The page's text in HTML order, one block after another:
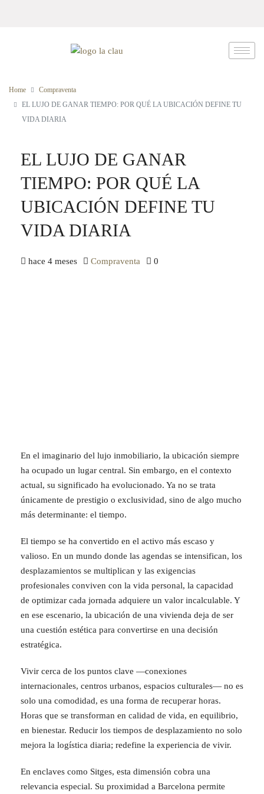
Home
Compraventa
EL LUJO DE GANAR TIEMPO: POR QUÉ LA UBICACIÓN DEFINE TU
VIDA DIARIA
EL LUJO DE GANAR
TIEMPO: POR QUÉ LA
UBICACIÓN DEFINE TU
VIDA DIARIA
hace 4 meses Compraventa 0
En el imaginario del lujo inmobiliario, la ubicación siempre
ha ocupado un lugar central. Sin embargo, en el contexto
actual, su significado ha evolucionado. Ya no se trata
únicamente de prestigio o exclusividad, sino de algo mucho
más determinante: el tiempo.
El tiempo se ha convertido en el activo más escaso y
valioso. En un mundo donde las agendas se intensifican, los
desplazamientos se multiplican y las exigencias
profesionales conviven con la vida personal, la capacidad
de optimizar cada jornada adquiere un valor incalculable. Y
en ese escenario, la ubicación de una vivienda deja de ser
una cuestión estética para convertirse en una decisión
estratégica.
Vivir cerca de los puntos clave —conexiones
internacionales, centros urbanos, espacios culturales— no es
solo una comodidad, es una forma de recuperar horas.
Horas que se transforman en calidad de vida, en equilibrio,
en bienestar. Reducir los tiempos de desplazamiento no solo
mejora la logística diaria; redefine la experiencia de vivir.
En enclaves como Sitges, esta dimensión cobra una
relevancia especial. Su proximidad a Barcelona permite